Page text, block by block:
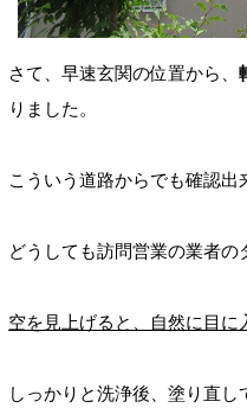
さて、早速玄関の位置から、
りました。
こういう道路からでも確認出
どうしても訪問営業の業者
空を見上げると、自然に目に
しっかりと洗浄後、塗り直